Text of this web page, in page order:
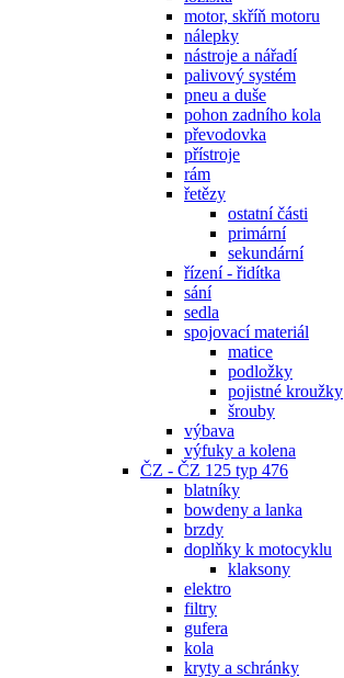
motor, skříň motoru
nálepky
nástroje a nářadí
palivový systém
pneu a duše
pohon zadního kola
převodovka
přístroje
rám
řetězy
ostatní části
primární
sekundární
řízení - řidítka
sání
sedla
spojovací materiál
matice
podložky
pojistné kroužky
šrouby
výbava
výfuky a kolena
ČZ - ČZ 125 typ 476
blatníky
bowdeny a lanka
brzdy
doplňky k motocyklu
klaksony
elektro
filtry
gufera
kola
kryty a schránky